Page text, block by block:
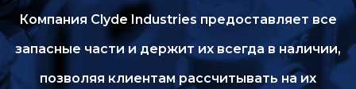
Компания Clyde Industries предоставляет все
запасные части и держит их всегда в наличии,
позволяя клиентам рассчитывать на их